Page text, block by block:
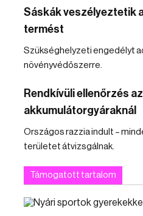
Sáskák veszélyeztetik
termést
Szükséghelyzeti engedélyt
növényvédőszerre.
Rendkívüli ellenőrzés az
akkumulátorgyáraknál
Országos razzia indult –
területet átvizsgálnak.
Támogatott tartalom